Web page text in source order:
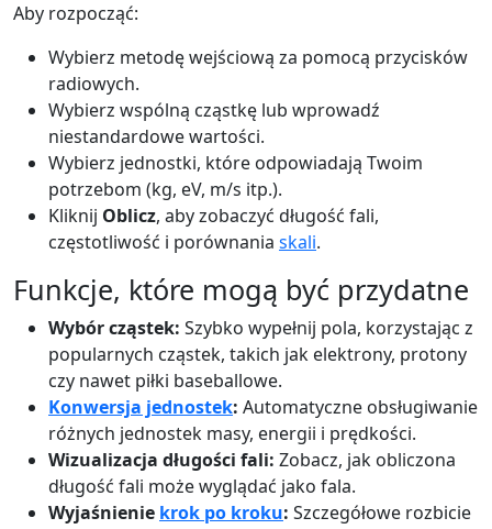
Aby rozpocząć:
Wybierz metodę wejściową za pomocą przycisków
radiowych.
Wybierz wspólną cząstkę lub wprowadź
niestandardowe wartości.
Wybierz jednostki, które odpowiadają Twoim
potrzebom (kg, eV, m/s itp.).
Kliknij Oblicz, aby zobaczyć długość fali,
częstotliwość i porównania skali.
Funkcje, które mogą być przydatne
Wybór cząstek: Szybko wypełnij pola, korzystając z
popularnych cząstek, takich jak elektrony, protony
czy nawet piłki baseballowe.
Konwersja jednostek: Automatyczne obsługiwanie
różnych jednostek masy, energii i prędkości.
Wizualizacja długości fali: Zobacz, jak obliczona
długość fali może wyglądać jako fala.
Wyjaśnienie krok po kroku: Szczegółowe rozbicie